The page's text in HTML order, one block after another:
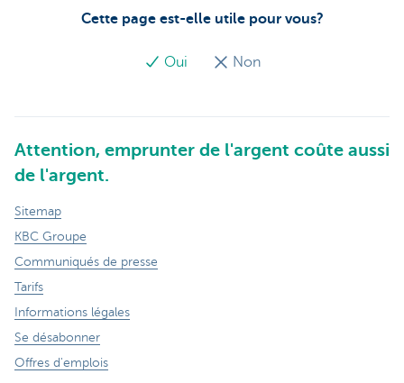
Cette page est-elle utile pour vous?
Oui Non
Attention, emprunter de l'argent coûte aussi
de l'argent.
Sitemap
KBC Groupe
Communiqués de presse
Tarifs
Informations légales
Se désabonner
Offres d'emplois